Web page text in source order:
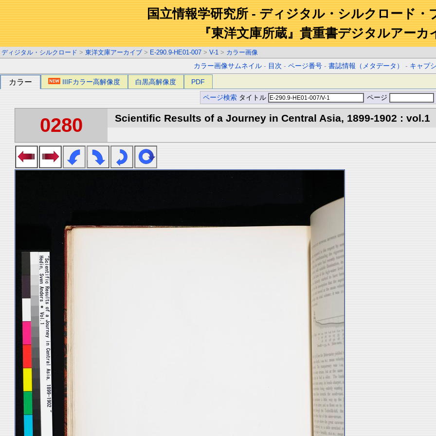
国立情報学研究所 - ディジタル・シルクロード・
『東洋文庫所蔵』貴重書デジタルアーカ
ディジタル・シルクロード > 東洋文庫アーカイブ > E-290.9-HE01-007 > V-1 > カラー画像
カラー画像サムネイル - 目次 -ページ番号 -書誌情報（メタデータ） - キャプ
カラー IIIFカラー高解像度 白黒高解像度 PDF
ページ検索 タイトル ページ
0280 Scientific Results of a Journey in Central Asia, 1899-1902 : vol.1